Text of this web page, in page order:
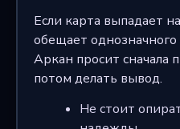
Если карта выпадает
обещает
Аркан просит сначала
потом делать вывод.
Не стоит